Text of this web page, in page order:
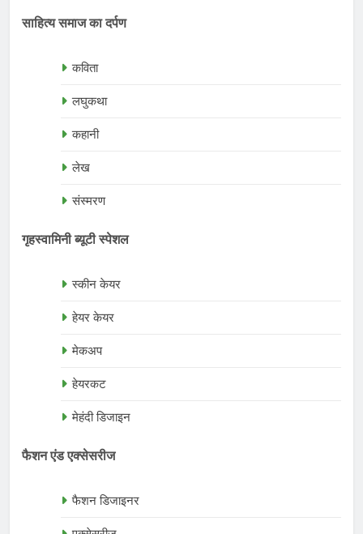
साहित्य समाज का दर्पण
कविता
लघुकथा
कहानी
लेख
संस्मरण
गृहस्वामिनी ब्यूटी स्पेशल
स्कीन केयर
हेयर केयर
मेकअप
हेयरकट
मेहंदी डिजाइन
फैशन एंड एक्सेसरीज
फैशन डिजाइनर